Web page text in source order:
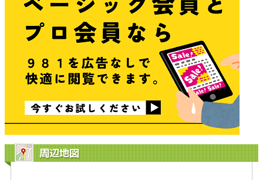
周辺地図